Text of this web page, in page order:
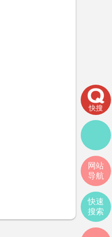
快搜
网站
导航
快速
搜索